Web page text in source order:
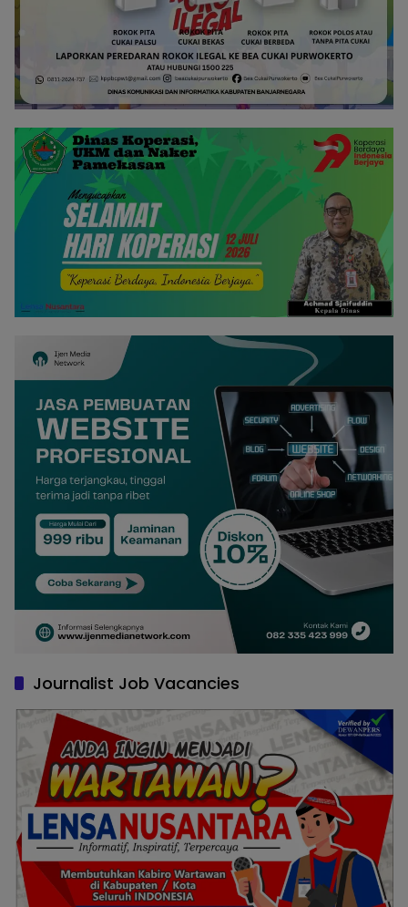
Journalist Job Vacancies